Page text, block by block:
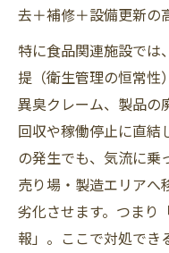
去＋補修＋設備更新の
特に食品関連施設では
提（衛生管理の恒常性
異臭クレーム、製品の
回収や稼働停止に直結
の発生でも、気流に乗
売り場・製造エリアへ
劣化させます。つまり
報」。ここで対処でき